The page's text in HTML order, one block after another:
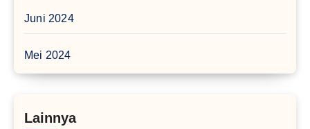
Juni 2024
Mei 2024
Lainnya